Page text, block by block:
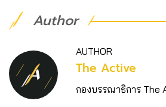
Author
AUTHOR
The Active
กองบรรณาธิการ The